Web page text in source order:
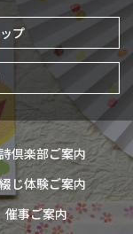
プ
倶楽部ご案内
じ体験ご案内
催事ご案内